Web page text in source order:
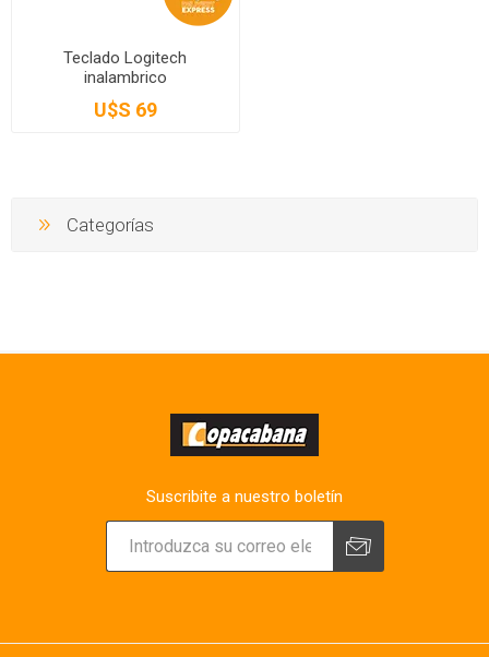
Teclado Logitech
inalambrico
U$S 69
Categorías
Suscribite a nuestro boletín